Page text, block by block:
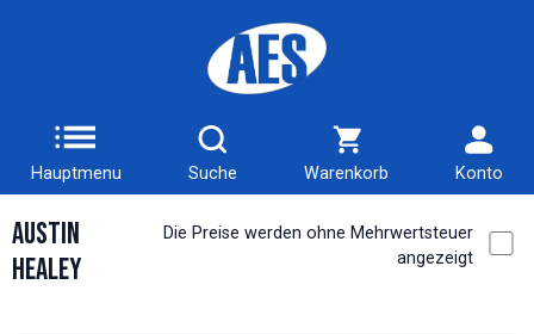
Hauptmenu Suche Warenkorb Konto
Austin
Healey
Die Preise werden ohne Mehrwertsteuer
angezeigt